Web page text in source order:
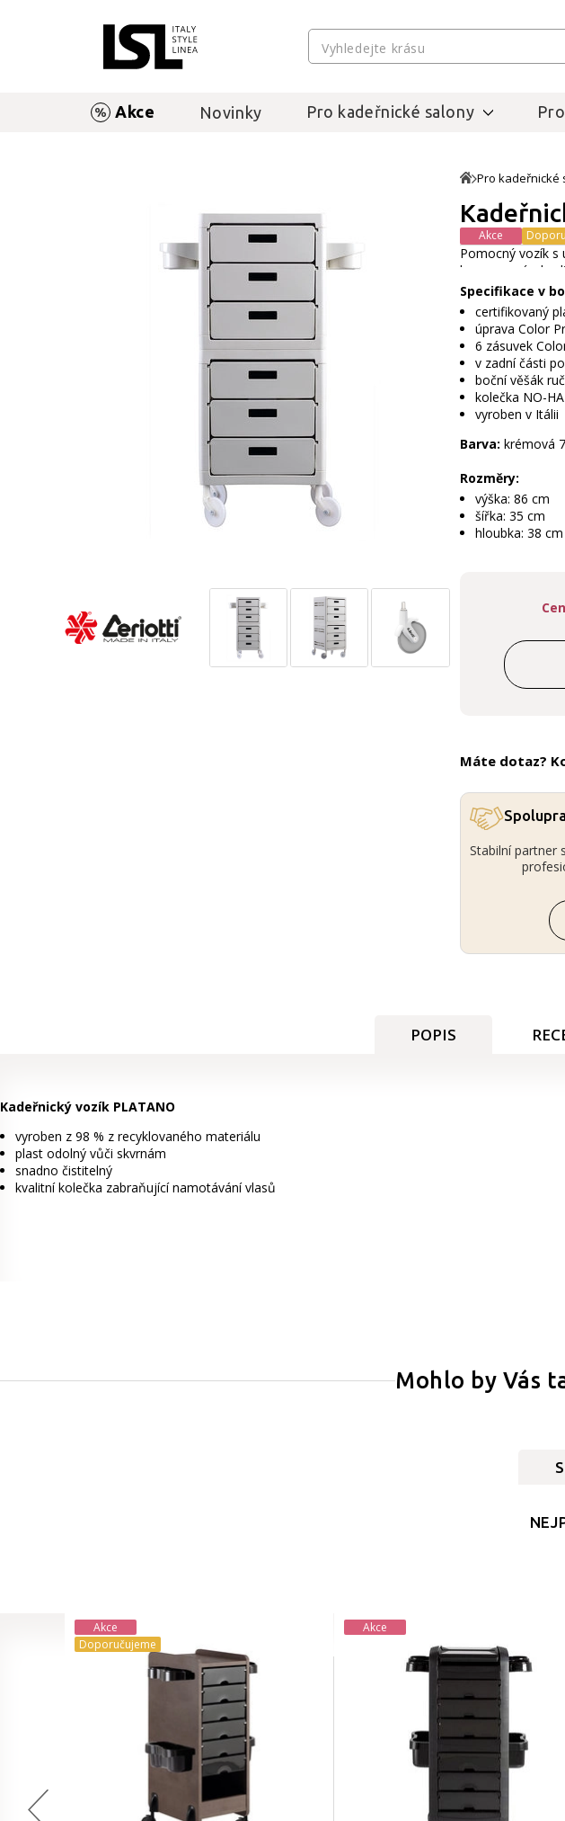
Akce Novinky Pro kadeřnické salony
Pro kadeřnické
Akce
Pomocný vozík
homogenní a
Specifikace v
certifikovaný
úprava Color
6 zásuvek
v zadní části
boční věšák
kolečka NO-
vyroben v Itálii
Barva: krémová
Rozměry:
výška: 86 cm
šířka: 35 cm
hloubka: 38 cm
Máte dotaz?
Stabilní partner
POPIS
Kadeřnický vozík PLATANO
vyroben z 98 % z recyklovaného materiálu
plast odolný vůči skvrnám
snadno čistitelný
kvalitní kolečka zabraňující namotávání vlasů
Mohlo by Vás
Akce
Doporučujeme
Akce